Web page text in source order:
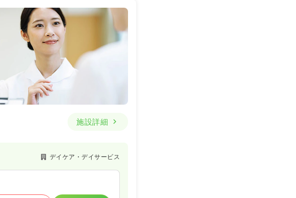
施設詳細
デイケア・デイサービス